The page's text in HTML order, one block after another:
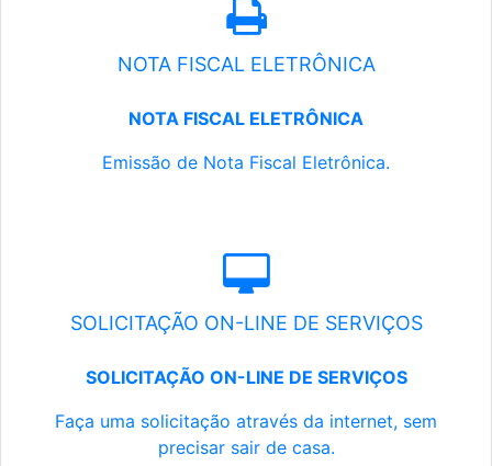
NOTA FISCAL ELETRÔNICA
NOTA FISCAL ELETRÔNICA
Emissão de Nota Fiscal Eletrônica.
SOLICITAÇÃO ON-LINE DE SERVIÇOS
SOLICITAÇÃO ON-LINE DE SERVIÇOS
Faça uma solicitação através da internet, sem
precisar sair de casa.